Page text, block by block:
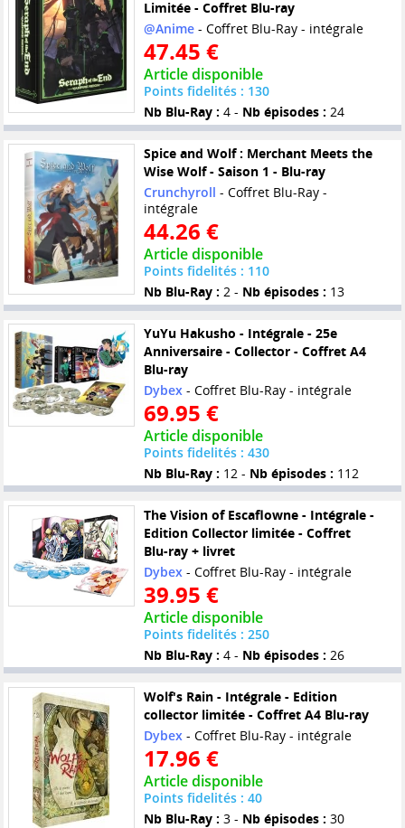
Limitée - Coffret Blu-ray
@Anime- Coffret Blu-Ray - intégrale
47.45 €
Article disponible
Points fidelités : 130
Nb Blu-Ray : 4 - Nb épisodes : 24
Spice and Wolf : Merchant Meets the
Wise Wolf - Saison 1 - Blu-ray
Crunchyroll - Coffret Blu-Ray -
intégrale
44.26 €
Article disponible
Points fidelités : 110
Nb Blu-Ray : 2 - Nb épisodes : 13
YuYu Hakusho - Intégrale - 25e
Anniversaire - Collector - Coffret A4
Blu-ray
Dybex- Coffret Blu-Ray - intégrale
69.95 €
Article disponible
Points fidelités : 430
Nb Blu-Ray : 12 - Nb épisodes : 112
The Vision of Escaflowne - Intégrale -
Edition Collector limitée - Coffret
Blu-ray + livret
Dybex- Coffret Blu-Ray - intégrale
39.95 €
Article disponible
Points fidelités : 250
Nb Blu-Ray : 4 - Nb épisodes : 26
Wolf's Rain - Intégrale - Edition
collector limitée - Coffret A4 Blu-ray
Dybex- Coffret Blu-Ray - intégrale
17.96 €
Article disponible
Points fidelités : 40
Nb Blu-Ray : 3 - Nb épisodes : 30